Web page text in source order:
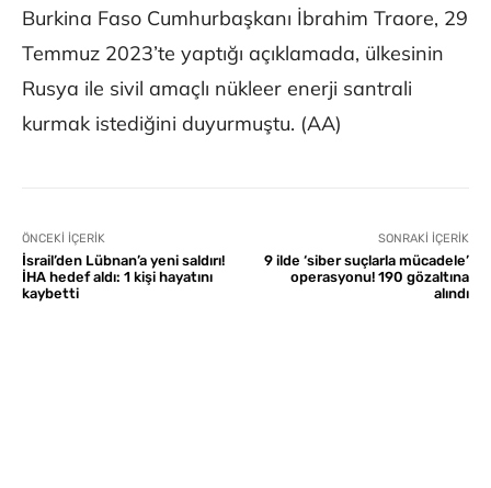
Burkina Faso Cumhurbaşkanı İbrahim Traore, 29
Temmuz 2023’te yaptığı açıklamada, ülkesinin
Rusya ile sivil amaçlı nükleer enerji santrali
kurmak istediğini duyurmuştu. (AA)
ÖNCEKI İÇERIK
İsrail’den Lübnan’a yeni saldırı!
İHA hedef aldı: 1 kişi hayatını
kaybetti
SONRAKI İÇERIK
9 ilde ‘siber suçlarla mücadele’
operasyonu! 190 gözaltına
alındı